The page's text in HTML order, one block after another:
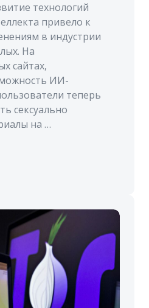
технологий
привело к
в индустрии
На
сайтах,
ИИ-
теперь
сексуально
на …